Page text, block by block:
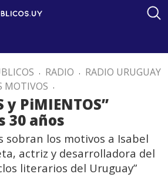
. RADIO . RADIO URUGUAY
MOTIVOS .
y PiMIENTOS”
30 años
sobran los motivos a Isabel
actriz y desarrolladora del
literarios del Uruguay”